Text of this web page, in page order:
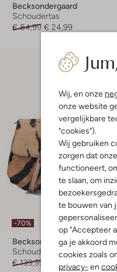
Wij, en onze
onze website
vergelijkbare
"cookies").
Wij gebruiken
zorgen dat
functioneert,
te slaan, om
te bouwen van
op "Accepteer
ga je akkoord
cookies zoals
privacy- en
Becksondergaard
Schoudertas
€ 84,99 € 24,99
-70%
Becksondergaard
Schoudertas
€ 139,99
€ 41,99